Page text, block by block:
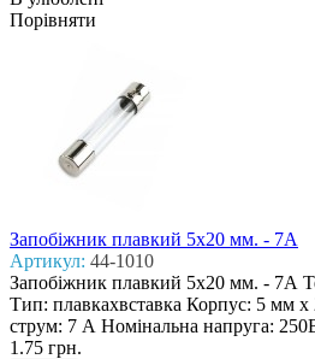
Порівняти
Запобіжник плавкий 5x20 мм. - 7А
Артикул: 44-1010
Запобіжник плавкий 5x20 мм. - 7А
Тип: плавкахвставка Корпус: 5 мм
струм: 7 А Номінальна напруга:
1.75 грн.